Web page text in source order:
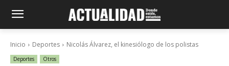
Inicio Deportes Nicolás Álvarez, el kinesiólogo de los polistas
Deportes Otros